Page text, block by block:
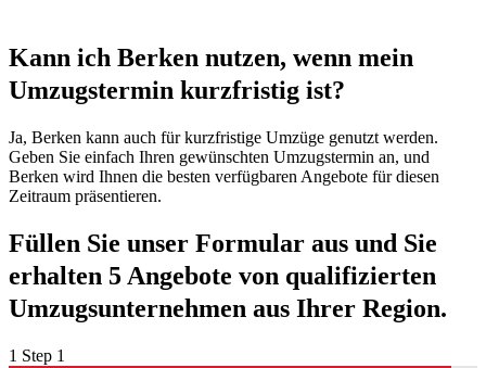
Kann ich Berken nutzen, wenn mein
Umzugstermin kurzfristig ist?
Ja, Berken kann auch für kurzfristige Umzüge genutzt werden.
Geben Sie einfach Ihren gewünschten Umzugstermin an, und
Berken wird Ihnen die besten verfügbaren Angebote für diesen
Zeitraum präsentieren.
Füllen Sie unser Formular aus und Sie
erhalten 5 Angebote von qualifizierten
Umzugsunternehmen aus Ihrer Region.
1 Step 1